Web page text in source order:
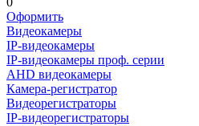
Оформить
Видеокамеры
IP-видеокамеры
IP-видеокамеры проф. серии
AHD видеокамеры
Камера-регистратор
Видеорегистраторы
IP-видеорегистраторы